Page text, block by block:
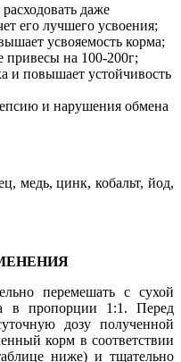
даже
его лучшего усвоения;
усвояемость корма;
привесы на 100-200г;
и повышает устойчивость
и нарушения обмена
медь, цинк, кобальт, йод,
перемешать с сухой
в пропорции 1:1. Перед
дозу полученной
корм в соответствии
ниже) и тщательно